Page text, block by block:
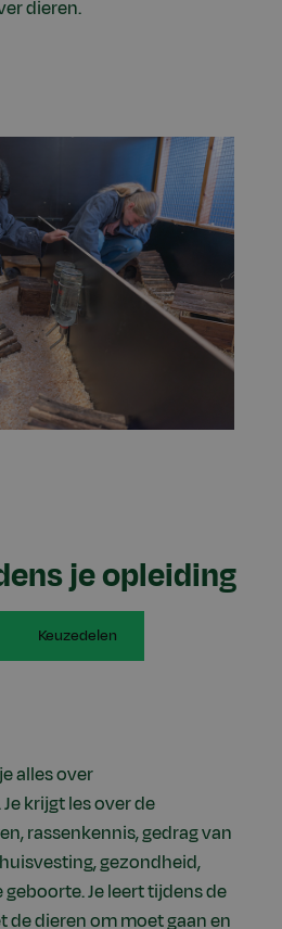
dieren.
je opleiding
Keuzedelen
alles over
krijgt les over de
rassenkennis, gedrag van
gezondheid,
Je leert tijdens de
de dieren om moet gaan en